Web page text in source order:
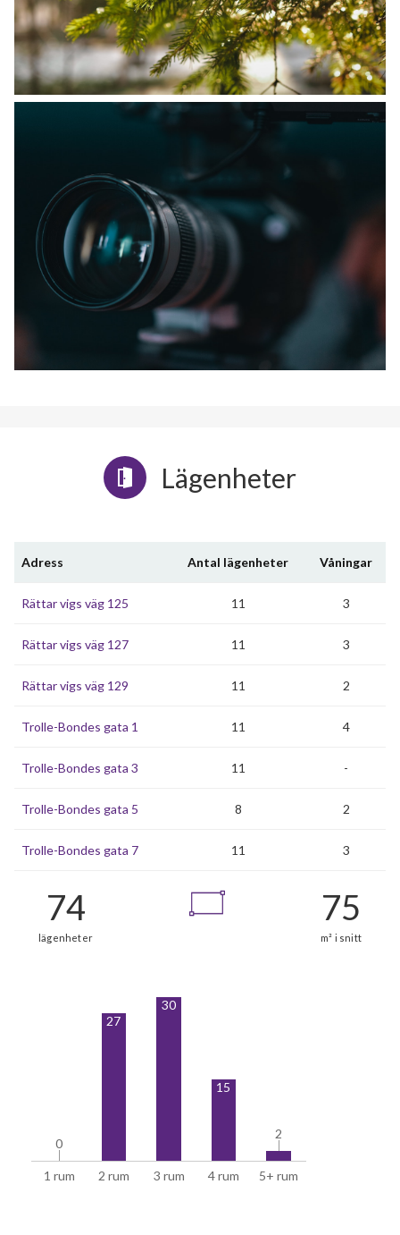
Lägenheter
Adress Antal lägenheter Våningar
Rättar vigs väg 125 11 3
Rättar vigs väg 127 11 3
Rättar vigs väg 129 11 2
Trolle-Bondes gata 1 11 4
Trolle-Bondes gata 3 11 -
Trolle-Bondes gata 5 8 2
Trolle-Bondes gata 7 11 3
1 rum 2 rum 3 rum 4 rum 5+ rum
0
0
27
30
15
2
2